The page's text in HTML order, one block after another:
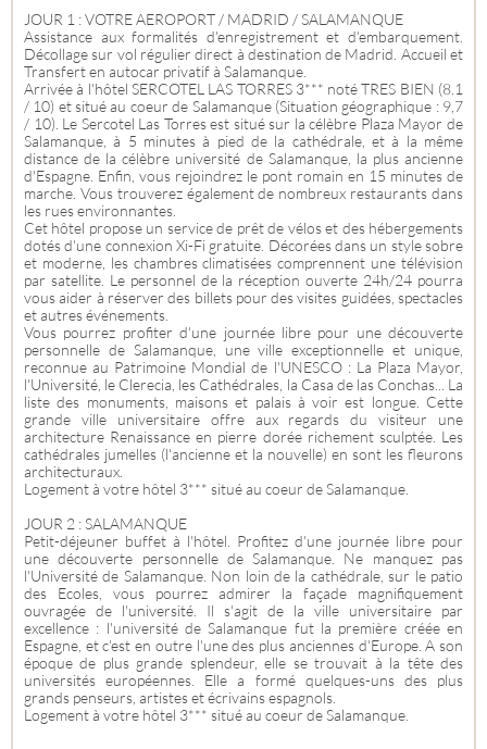
JOUR 1 : VOTRE AEROPORT / MADRID / SALAMANQUE
Assistance aux formalités d'enregistrement et d'embarquement.
Décollage sur vol régulier direct à destination de Madrid. Accueil et
Transfert en autocar privatif à Salamanque.
Arrivée à l'hôtel SERCOTEL LAS TORRES 3*** noté TRES BIEN (8.1
/ 10) et situé au coeur de Salamanque (Situation géographique : 9,7
/ 10). Le Sercotel Las Torres est situé sur la célèbre Plaza Mayor de
Salamanque, à 5 minutes à pied de la cathédrale, et à la même
distance de la célèbre université de Salamanque, la plus ancienne
d'Espagne. Enfin, vous rejoindrez le pont romain en 15 minutes de
marche. Vous trouverez également de nombreux restaurants dans
les rues environnantes.
Cet hôtel propose un service de prêt de vélos et des hébergements
dotés d'une connexion Xi-Fi gratuite. Décorées dans un style sobre
et moderne, les chambres climatisées comprennent une télévision
par satellite. Le personnel de la réception ouverte 24h/24 pourra
vous aider à réserver des billets pour des visites guidées, spectacles
et autres événements.
Vous pourrez profiter d'une journée libre pour une découverte
personnelle de Salamanque, une ville exceptionnelle et unique,
reconnue au Patrimoine Mondial de l'UNESCO : La Plaza Mayor,
l'Université, le Clerecia, les Cathédrales, la Casa de las Conchas... La
liste des monuments, maisons et palais à voir est longue. Cette
grande ville universitaire offre aux regards du visiteur une
architecture Renaissance en pierre dorée richement sculptée. Les
cathédrales jumelles (l'ancienne et la nouvelle) en sont les fleurons
architecturaux.
Logement à votre hôtel 3*** situé au coeur de Salamanque.
JOUR 2 : SALAMANQUE
Petit-déjeuner buffet à l'hôtel. Profitez d'une journée libre pour
une découverte personnelle de Salamanque. Ne manquez pas
l'Université de Salamanque. Non loin de la cathédrale, sur le patio
des Ecoles, vous pourrez admirer la façade magnifiquement
ouvragée de l'université. Il s'agit de la ville universitaire par
excellence : l'université de Salamanque fut la première créée en
Espagne, et c'est en outre l'une des plus anciennes d'Europe. A son
époque de plus grande splendeur, elle se trouvait à la tête des
universités européennes. Elle a formé quelques-uns des plus
grands penseurs, artistes et écrivains espagnols.
Logement à votre hôtel 3*** situé au coeur de Salamanque.